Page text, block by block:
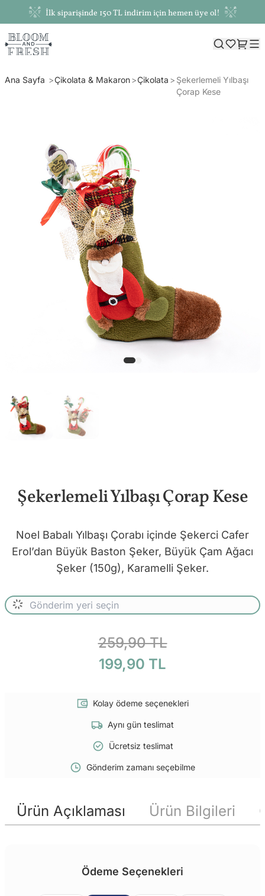
İlk siparişinde 150 TL indirim için hemen üye ol!
Ana Sayfa Çikolata & Makaron Çikolata
Şekerlemeli Yılbaşı
Çorap Kese
Şekerlemeli Yılbaşı Çorap Kese
Noel Babalı Yılbaşı Çorabı içinde Şekerci Cafer
Erol’dan Büyük Baston Şeker, Büyük Çam Ağacı
Şeker (150g), Karamelli Şeker.
259,90 TL
199,90 TL
Kolay ödeme seçenekleri
Aynı gün teslimat
Ücretsiz teslimat
Gönderim zamanı seçebilme
Ürün Açıklaması Ürün Bilgileri
Ödeme Seçenekleri